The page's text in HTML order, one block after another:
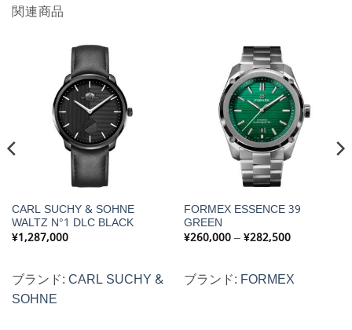
関連商品
CARL SUCHY & SOHNE
WALTZ N°1 DLC BLACK
¥1,287,000
ブランド:CARL SUCHY &
SOHNE
FORMEX ESSENCE 39
GREEN
¥260,000–¥282,500価
–
¥282,500
ブランド: FORMEX